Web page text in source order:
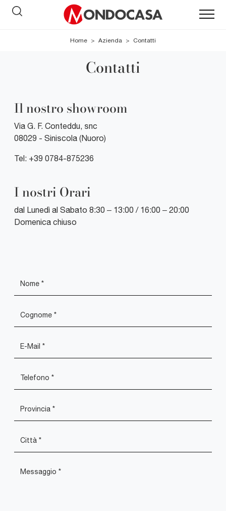
Home > Azienda > Contatti
Contatti
Il nostro showroom
Via G. F. Conteddu, snc
08029 - Siniscola (Nuoro)
Tel: +39 0784-875236
I nostri Orari
dal Lunedì al Sabato 8:30 – 13:00 / 16:00 – 20:00
Domenica chiuso